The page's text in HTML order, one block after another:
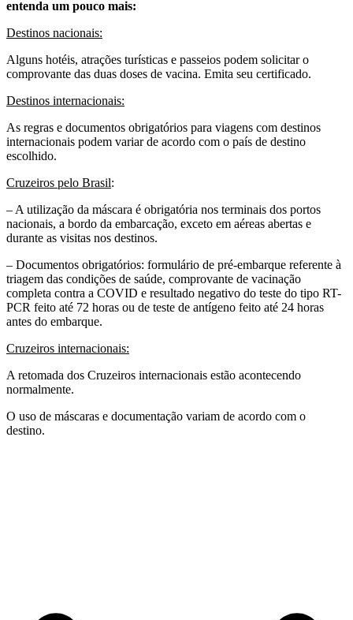
entenda um pouco mais:
Destinos nacionais:
Alguns hotéis, atrações turísticas e passeios podem solicitar o
comprovante das duas doses de vacina. Emita seu certificado.
Destinos internacionais:
As regras e documentos obrigatórios para viagens com destinos
internacionais podem variar de acordo com o país de destino
escolhido.
Cruzeiros pelo Brasil:
– A utilização da máscara é obrigatória nos terminais dos portos
nacionais, a bordo da embarcação, exceto em aéreas abertas e
durante as visitas nos destinos.
– Documentos obrigatórios: formulário de pré-embarque referente à
triagem das condições de saúde, comprovante de vacinação
completa contra a COVID e resultado negativo do teste do tipo RT-
PCR feito até 72 horas ou de teste de antígeno feito até 24 horas
antes do embarque.
Cruzeiros internacionais:
A retomada dos Cruzeiros internacionais estão acontecendo
normalmente.
O uso de máscaras e documentação variam de acordo com o
destino.